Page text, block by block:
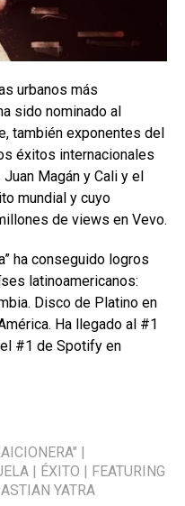
urbanos más
sido nominado al
también exponentes del
éxitos internacionales
Magán y Cali y el
mundial y cuyo
de views en Vevo.
ha conseguido logros
latinoamericanos:
Disco de Platino en
Ha llegado al #1
#1 de Spotify en
ÉXITO
FEATURING
YATRA